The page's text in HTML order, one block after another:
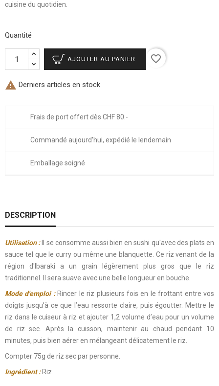
cuisine du quotidien.
Quantité
AJOUTER AU PANIER favorite_border
 Derniers articles en stock
Frais de port offert dès CHF 80.-
Commandé aujourd'hui, expédié le lendemain
Emballage soigné
DESCRIPTION
Utilisation :
Il se consomme aussi bien en sushi qu'avec des plats en
sauce tel que le curry ou même une blanquette. Ce riz venant de la
région d'Ibaraki a un grain légèrement plus gros que le riz
traditionnel. Il sera suave avec une belle longueur en bouche.
Mode d'emploi : Rincer le riz plusieurs fois en le frottant entre vos
doigts jusqu’à ce que l’eau ressorte claire, puis égoutter. Mettre le
riz dans le cuiseur à riz et ajouter 1,2 volume d’eau pour un volume
de riz sec. Après la cuisson, maintenir au chaud pendant 10
minutes, puis bien aérer en mélangeant délicatement le riz.
Compter 75g de riz sec par personne.
Ingrédient :Riz.